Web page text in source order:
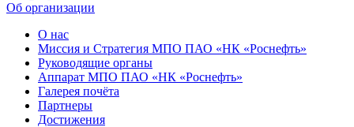
Об организации
О нас
Миссия и Стратегия МПО ПАО «НК «Роснефть»
Руководящие органы
Аппарат МПО ПАО «НК «Роснефть»
Галерея почёта
Партнеры
Достижения